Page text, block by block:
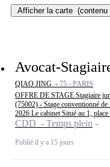
Afficher la carte (contenu
Avocat-
QIAO JING - 75 - PARIS
OFFRE DE STAGE Stagiaire
(75002) - Stage conventionné
2026 Le cabinet Situé au 1, place
CDD - Temps plein
Publié il y a 15 jours